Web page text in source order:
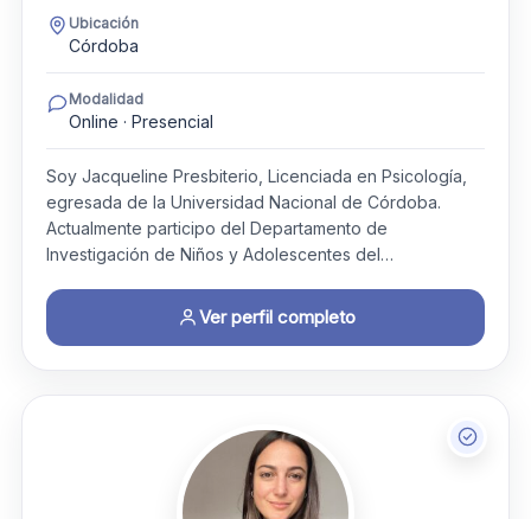
Ubicación
Córdoba
Modalidad
Online · Presencial
Soy Jacqueline Presbiterio, Licenciada en Psicología,
egresada de la Universidad Nacional de Córdoba.
Actualmente participo del Departamento de
Investigación de Niños y Adolescentes del…
Ver perfil completo